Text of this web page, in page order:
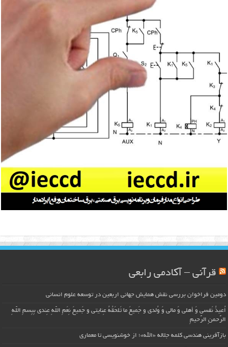
قرآنی – آکادمی رابعی
دومین فراخوان بررسی نقش همایش جهانی اربعین در توسعه علوم انسانی
اُعیذُ نَفسی وَ أهلی وَ مالی وَ وُلدی و جَمیعَ ما تَلحَقُهُ عِنایتی و جَمیعَ نِعَمِ اللّهِ عِندی بِبِسمِ اللّهِ
الرَّحمنِ الرَّحیمِ
بازآفرینی هندسی کلمه جلاله «الله»؛ از خوشنویسی تا معماری